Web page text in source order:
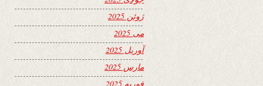
ژوئن 2025
می 2025
آوریل 2025
مارس 2025
فوریه 2025